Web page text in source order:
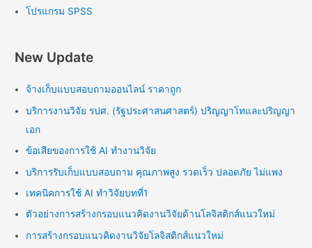
โปรแกรม SPSS
New Update
จ้างเก็บแบบสอบถามออนไลน์ ราคาถูก
บริการงานวิจัย รปศ. (รัฐประศาสนศาสตร์) ปริญญาโทและปริญญา
เอก
ข้อเสียของการใช้ AI ทำงานวิจัย
บริการรับเก็บแบบสอบถาม คุณภาพสูง รวดเร็ว ปลอดภัย ไม่แพง
เทคนิคการใช้ AI ทำวิจัยบทที่1
ตัวอย่างการสร้างกรอบแนวคิดงานวิจัยด้านโลจิสติกส์แนวใหม่
การสร้างกรอบแนวคิดงานวิจัยโลจิสติกส์แนวใหม่